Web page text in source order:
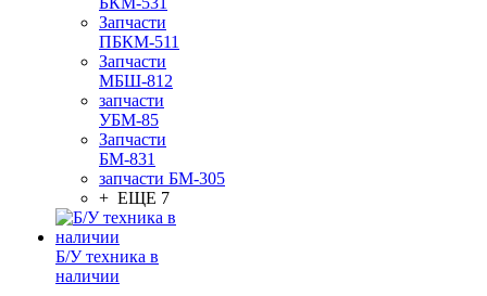
Запчасти
ПБКМ-511
Запчасти
МБШ-812
запчасти
УБМ-85
Запчасти
БМ-831
запчасти БМ-305
+ ЕЩЕ 7
Б/У техника в
наличии